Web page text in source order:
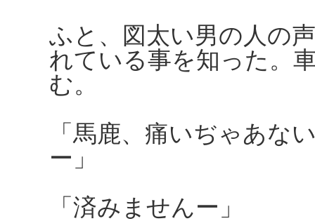
ふと、図太い男の人の
れている事を知った。
む。
「馬鹿、痛いぢゃあな
ー」
「済みませんー」